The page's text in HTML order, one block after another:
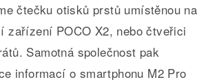
čtečku otisků prstů umístěnou na
zařízení POCO X2, nebo čtveřici
Samotná společnost pak
informací o smartphonu M2 Pro